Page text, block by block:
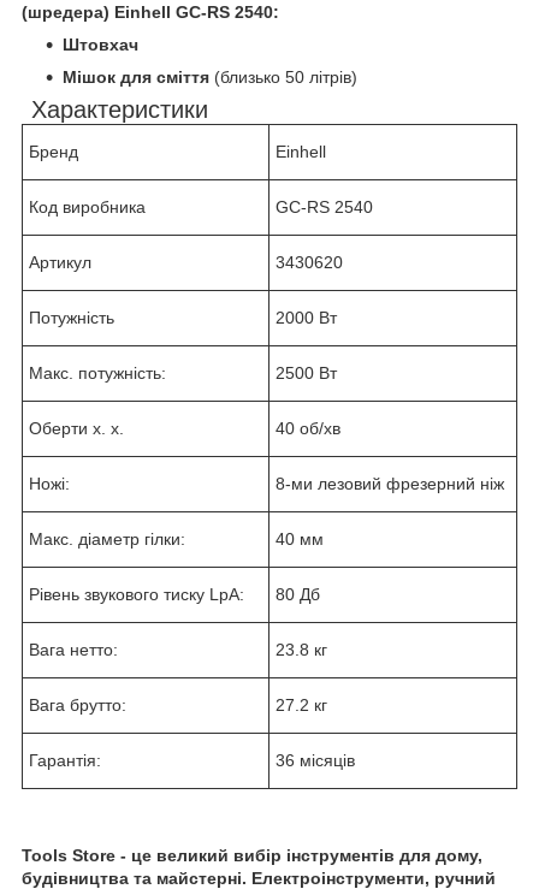
(шредера) Einhell GC-RS 2540:
Штовхач
Мішок для сміття (близько 50 літрів)
Характеристики
Бренд Einhell
Код виробника GC-RS 2540
Артикул 3430620
Потужність 2000 Вт
Макс. потужність: 2500 Вт
Оберти х. х. 40 об/хв
Ножі: 8-ми лезовий фрезерний ніж
Макс. діаметр гілки: 40 мм
Рівень звукового тиску LpA: 80 Дб
Вага нетто: 23.8 кг
Вага брутто: 27.2 кг
Гарантія: 36 місяців
Tools Store - це великий вибір інструментів для дому,
будівництва та майстерні. Електроінструменти, ручний